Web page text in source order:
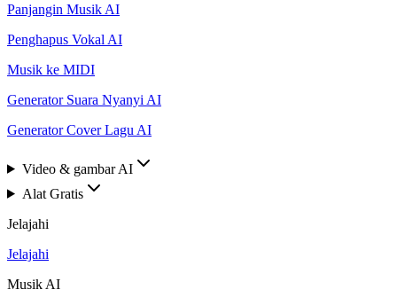
Panjangin Musik AI
Penghapus Vokal AI
Musik ke MIDI
Generator Suara Nyanyi AI
Generator Cover Lagu AI
Video & gambar AI
Alat Gratis
Jelajahi
Jelajahi
Musik AI